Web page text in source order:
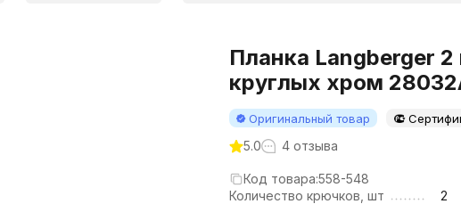
Планка Langberger
круглых хром
Оригинальный товар
5.0 4 отзыва
Код товара:558-548
Количество крючков, шт
2